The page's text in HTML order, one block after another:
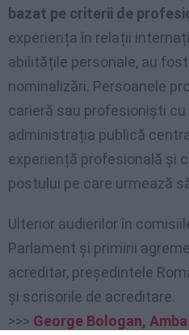
bazat pe criterii de
experiența în relații
abilitățile personale, au
nominalizări. Persoanele
carieră sau profesioniști cu
administrația publică
experiență profesională și
postului pe care urmează
Ulterior audierilor în
Parlament și primirii
acreditar, președintele
și scrisorile de acreditare.
>>> George Bologan,